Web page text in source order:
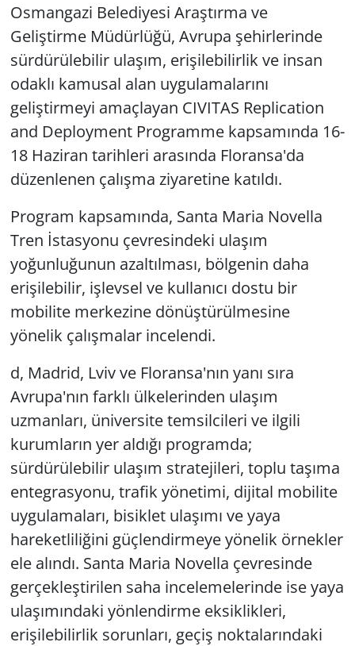
Osmangazi Belediyesi Araştırma ve
Geliştirme Müdürlüğü, Avrupa şehirlerinde
sürdürülebilir ulaşım, erişilebilirlik ve insan
odaklı kamusal alan uygulamalarını
geliştirmeyi amaçlayan CIVITAS Replication
and Deployment Programme kapsamında 16-
18 Haziran tarihleri arasında Floransa'da
düzenlenen çalışma ziyaretine katıldı.
Program kapsamında, Santa Maria Novella
Tren İstasyonu çevresindeki ulaşım
yoğunluğunun azaltılması, bölgenin daha
erişilebilir, işlevsel ve kullanıcı dostu bir
mobilite merkezine dönüştürülmesine
yönelik çalışmalar incelendi.
d, Madrid, Lviv ve Floransa'nın yanı sıra
Avrupa'nın farklı ülkelerinden ulaşım
uzmanları, üniversite temsilcileri ve ilgili
kurumların yer aldığı programda;
sürdürülebilir ulaşım stratejileri, toplu taşıma
entegrasyonu, trafik yönetimi, dijital mobilite
uygulamaları, bisiklet ulaşımı ve yaya
hareketliliğini güçlendirmeye yönelik örnekler
ele alındı. Santa Maria Novella çevresinde
gerçekleştirilen saha incelemelerinde ise yaya
ulaşımındaki yönlendirme eksiklikleri,
erişilebilirlik sorunları, geçiş noktalarındaki